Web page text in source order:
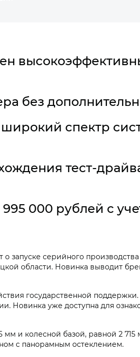
без
спектр
тест-
000 рублей с
запуске серийного
области. Новинка выводит
государственной
Новинка уже доступна для
мм и колесной базой, равной 2
с панорамным остеклением.